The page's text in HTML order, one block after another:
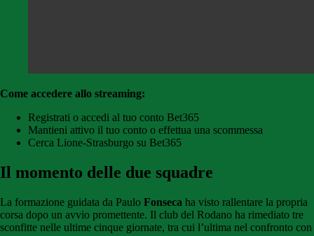
Come accedere allo streaming:
Registrati o accedi al tuo conto Bet365
Mantieni attivo il tuo conto o effettua una scommessa
Cerca Lione-Strasburgo su Bet365
Il momento delle due squadre
La formazione guidata da Paulo Fonseca ha visto rallentare la propria
corsa dopo un avvio promettente. Il club del Rodano ha rimediato tre
sconfitte nelle ultime cinque giornate, tra cui l’ultima nel confronto con